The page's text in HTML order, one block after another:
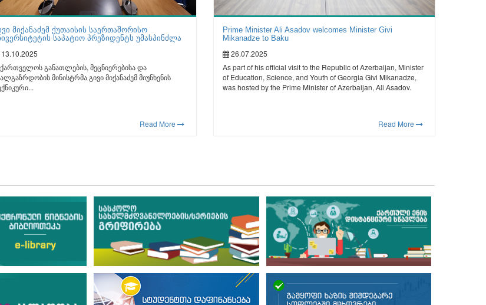
მიქანაძემ ქუთაისის საერთაშორისო
საპატიო პრეზიდენტს უმასპინძლა
13.10.2025
განათლების, მეცნიერებისა და
მინისტრმა გივი მიქანაძემ მიუნხენის
Read More
Prime Minister Ali Asadov welcomes Minister Givi
Mikanadze to Baku
26.07.2025
As part of his official visit to the Republic of Azerbaijan, Minister
of Education, Science, and Youth of Georgia Givi Mikanadze,
was hosted by the Prime Minister of Azerbaijan, Ali Asadov.
Read More